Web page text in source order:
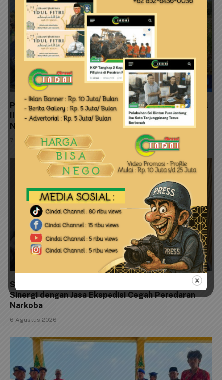
Polresta Tanjungpinang Panen Raya Jagung Kuartal
II, Wujud Nyata Dukungan Swasembada Pangan
Nasional
7 Agustus 2026
Satresnarkoba Polresta Tanjungpinang Perkuat
Sinergi dengan Jasa Ekspedisi Cegah Peredaran
Narkoba
6 Agustus 2026